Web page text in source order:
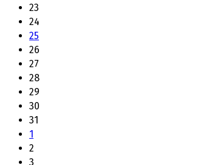
23
24
25
26
27
28
29
30
31
1
2
3